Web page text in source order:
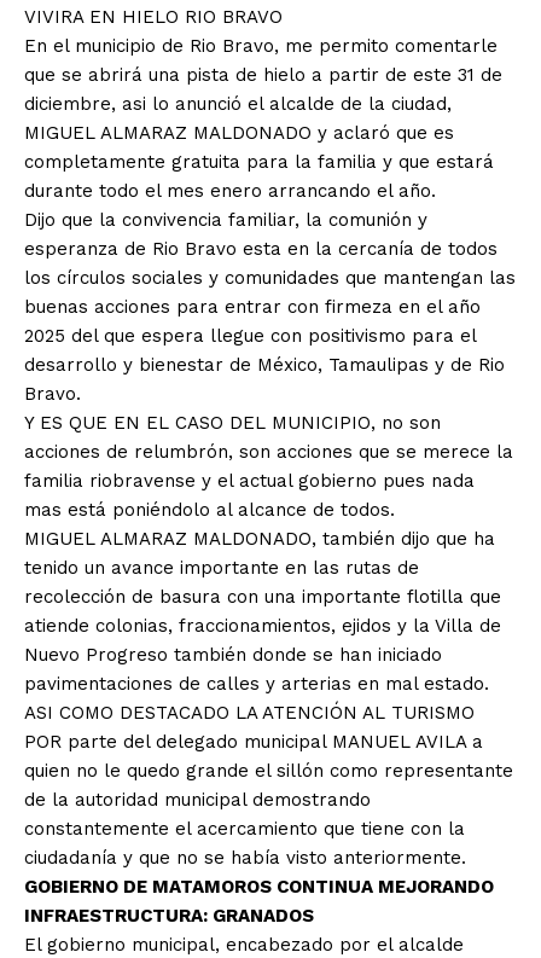
VIVIRA EN HIELO RIO BRAVO
En el municipio de Rio Bravo, me permito comentarle
que se abrirá una pista de hielo a partir de este 31 de
diciembre, asi lo anunció el alcalde de la ciudad,
MIGUEL ALMARAZ MALDONADO y aclaró que es
completamente gratuita para la familia y que estará
durante todo el mes enero arrancando el año.
Dijo que la convivencia familiar, la comunión y
esperanza de Rio Bravo esta en la cercanía de todos
los círculos sociales y comunidades que mantengan las
buenas acciones para entrar con firmeza en el año
2025 del que espera llegue con positivismo para el
desarrollo y bienestar de México, Tamaulipas y de Rio
Bravo.
Y ES QUE EN EL CASO DEL MUNICIPIO, no son
acciones de relumbrón, son acciones que se merece la
familia riobravense y el actual gobierno pues nada
mas está poniéndolo al alcance de todos.
MIGUEL ALMARAZ MALDONADO, también dijo que ha
tenido un avance importante en las rutas de
recolección de basura con una importante flotilla que
atiende colonias, fraccionamientos, ejidos y la Villa de
Nuevo Progreso también donde se han iniciado
pavimentaciones de calles y arterias en mal estado.
ASI COMO DESTACADO LA ATENCIÓN AL TURISMO
POR parte del delegado municipal MANUEL AVILA a
quien no le quedo grande el sillón como representante
de la autoridad municipal demostrando
constantemente el acercamiento que tiene con la
ciudadanía y que no se había visto anteriormente.
GOBIERNO DE MATAMOROS CONTINUA MEJORANDO
INFRAESTRUCTURA: GRANADOS
El gobierno municipal, encabezado por el alcalde